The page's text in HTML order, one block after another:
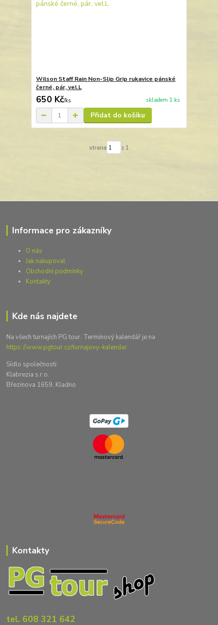
Wilson Staff Rain Non-Slip Grip rukavice pánské
černé, pár, vel.L
650 Kč/ks skladem 1 ks
Přidat do košíku
strana z 1
Informace pro zákazníky
O nás
Jak nakupovat
Obchodní podmínky
Kontakty
Kde nás najdete
Na všech turnajích PG tour. Termínový kalendář je na
https://www.pgtour.cz/turnajovy-kalendar
Sídlo společnosti:
Klabrezia s.r.o.
Březinova 1659, Kladno
Kontakty
tel. 608 321 642